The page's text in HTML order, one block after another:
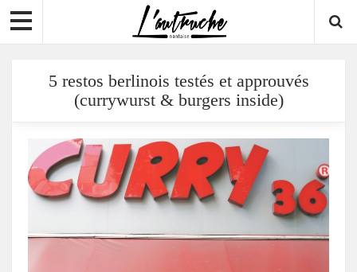
5 restos berlinois testés et approuvés
(currywurst & burgers inside)